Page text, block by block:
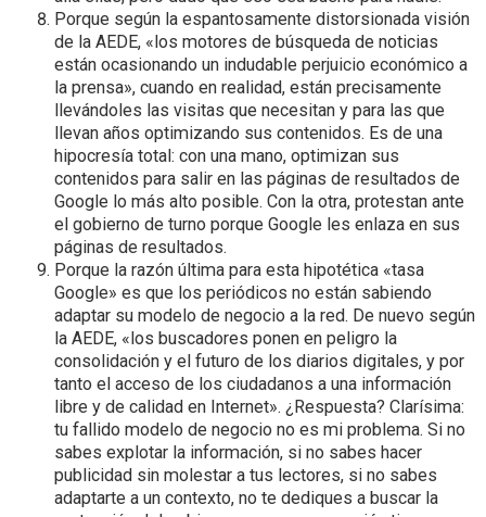
Porque según la espantosamente distorsionada visión
de la AEDE, «los motores de búsqueda de noticias
están ocasionando un indudable perjuicio económico a
la prensa», cuando en realidad, están precisamente
llevándoles las visitas que necesitan y para las que
llevan años optimizando sus contenidos. Es de una
hipocresía total: con una mano, optimizan sus
contenidos para salir en las páginas de resultados de
Google lo más alto posible. Con la otra, protestan ante
el gobierno de turno porque Google les enlaza en sus
páginas de resultados.
Porque la razón última para esta hipotética «tasa
Google» es que los periódicos no están sabiendo
adaptar su modelo de negocio a la red. De nuevo según
la AEDE, «los buscadores ponen en peligro la
consolidación y el futuro de los diarios digitales, y por
tanto el acceso de los ciudadanos a una información
libre y de calidad en Internet». ¿Respuesta? Clarísima:
tu fallido modelo de negocio no es mi problema. Si no
sabes explotar la información, si no sabes hacer
publicidad sin molestar a tus lectores, si no sabes
adaptarte a un contexto, no te dediques a buscar la